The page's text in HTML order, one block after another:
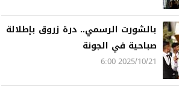
بالشورت الرسمي.. درة زروق بإطلالة
صباحية في الجونة
2025/10/21 6:00